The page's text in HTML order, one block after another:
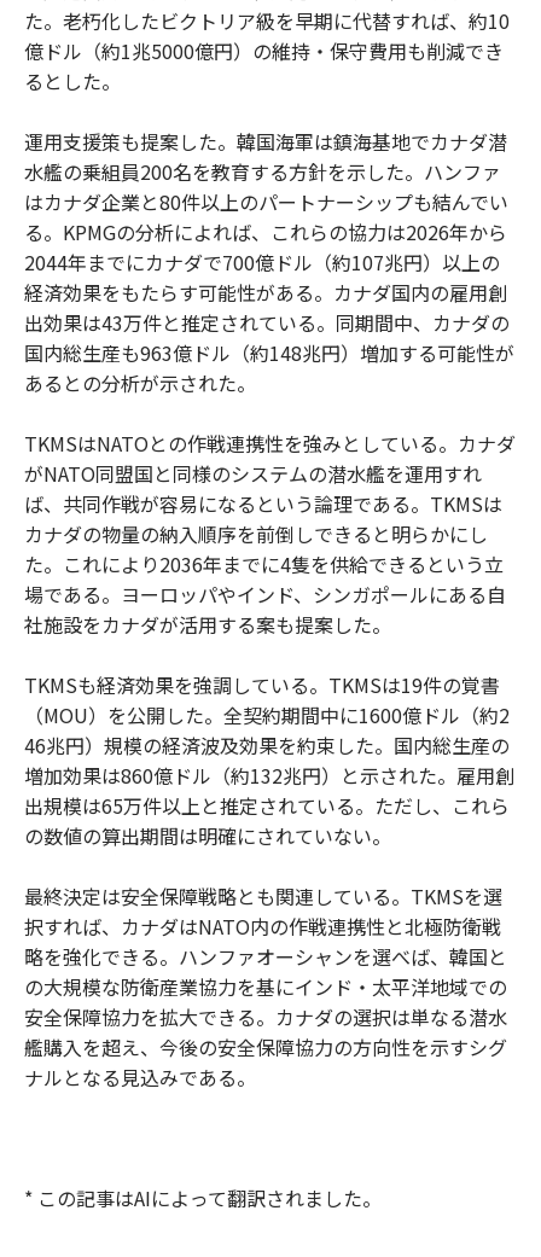
た。老朽化したビクトリア級を早期に代替すれば、約10
億ドル（約1兆5000億円）の維持・保守費用も削減でき
るとした。
運用支援策も提案した。韓国海軍は鎮海基地でカナダ潜
水艦の乗組員200名を教育する方針を示した。ハンファ
はカナダ企業と80件以上のパートナーシップも結んでい
る。KPMGの分析によれば、これらの協力は2026年から
2044年までにカナダで700億ドル（約107兆円）以上の
経済効果をもたらす可能性がある。カナダ国内の雇用創
出効果は43万件と推定されている。同期間中、カナダの
国内総生産も963億ドル（約148兆円）増加する可能性が
あるとの分析が示された。
TKMSはNATOとの作戦連携性を強みとしている。カナダ
がNATO同盟国と同様のシステムの潜水艦を運用すれ
ば、共同作戦が容易になるという論理である。TKMSは
カナダの物量の納入順序を前倒しできると明らかにし
た。これにより2036年までに4隻を供給できるという立
場である。ヨーロッパやインド、シンガポールにある自
社施設をカナダが活用する案も提案した。
TKMSも経済効果を強調している。TKMSは19件の覚書
（MOU）を公開した。全契約期間中に1600億ドル（約2
46兆円）規模の経済波及効果を約束した。国内総生産の
増加効果は860億ドル（約132兆円）と示された。雇用創
出規模は65万件以上と推定されている。ただし、これら
の数値の算出期間は明確にされていない。
最終決定は安全保障戦略とも関連している。TKMSを選
択すれば、カナダはNATO内の作戦連携性と北極防衛戦
略を強化できる。ハンファオーシャンを選べば、韓国と
の大規模な防衛産業協力を基にインド・太平洋地域での
安全保障協力を拡大できる。カナダの選択は単なる潜水
艦購入を超え、今後の安全保障協力の方向性を示すシグ
ナルとなる見込みである。
* この記事はAIによって翻訳されました。